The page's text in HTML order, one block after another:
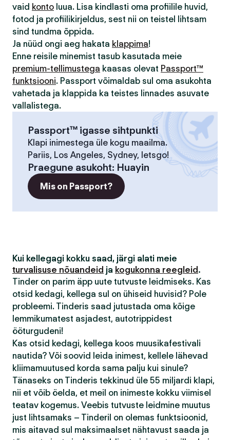
vaid konto luua. Lisa kindlasti oma profiilile huvid,
fotod ja profiilikirjeldus, sest nii on teistel lihtsam
sind tundma õppida.
Ja nüüd ongi aeg hakata klappima!
Enne reisile minemist tasub kasutada meie
premium-tellimustega kaasas olevat Passport™
funktsiooni. Passport võimaldab sul oma asukohta
vahetada ja klappida ka teistes linnades asuvate
vallalistega.
Passport™ igasse sihtpunkti
Klapi inimestega üle kogu maailma.
Pariis, Los Angeles, Sydney, letsgo!
Praegune asukoht: Huayin
Mis on Passport?
Kui kellegagi kokku saad, järgi alati meie
turvalisuse nõuandeid ja kogukonna reegleid .
Tinder on parim äpp uute tutvuste leidmiseks. Kas
otsid kedagi, kellega sul on ühiseid huvisid? Pole
probleemi. Tinderis saad jutustada oma kõige
lemmikumatest asjadest, autotrippidest
ööturgudeni!
Kas otsid kedagi, kellega koos muusikafestivali
nautida? Või soovid leida inimest, kellele lähevad
kliimamuutused korda sama palju kui sinule?
Tänaseks on Tinderis tekkinud üle 55 miljardi klapi,
nii et võib öelda, et meil on inimeste kokku viimisel
teatav kogemus. Veebis tutvuste leidmine muutus
just lihtsamaks – Tinderil on olemas funktsioonid,
mis aitavad sul maksimaalset nähtavust saada ja